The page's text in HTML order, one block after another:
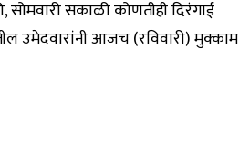
सकाळी कोणतीही दिरंगाई
उमेदवारांनी आजच (रविवारी) मुक्काम